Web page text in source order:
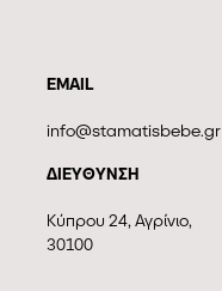
EMAIL
info@stamatisbebe.gr
ΔΙΕΥΘΥΝΣΗ
Κύπρου 24, Αγρίνιο,
30100